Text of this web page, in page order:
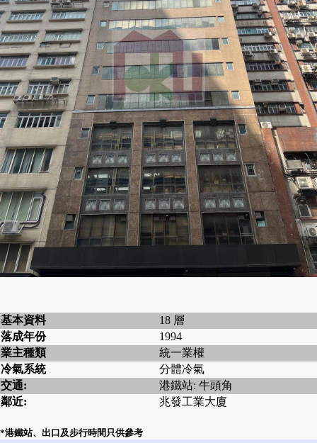
基本資料
18 層
落成年份
1994
業主種類
統一業權
冷氣系統
分體冷氣
交通:
港鐵站: 牛頭角
鄰近:
兆發工業大廈
*港鐵站、出口及步行時間只供參考